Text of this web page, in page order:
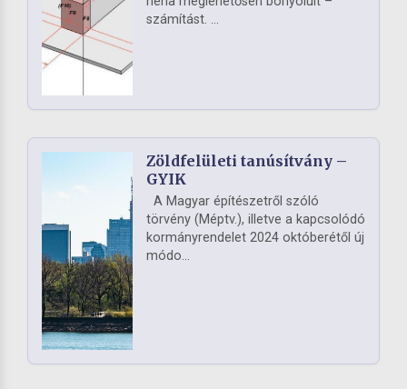
számítást. ...
Zöldfelületi tanúsítvány –
GYIK
A Magyar építészetről szóló
törvény (Méptv.), illetve a kapcsolódó
kormányrendelet 2024 októberétől új
módo...